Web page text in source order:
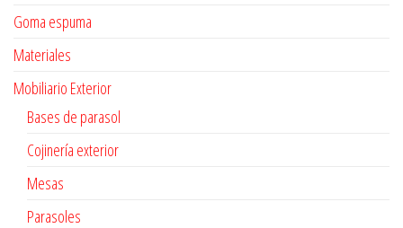
Goma espuma
Materiales
Mobiliario Exterior
Bases de parasol
Cojinería exterior
Mesas
Parasoles